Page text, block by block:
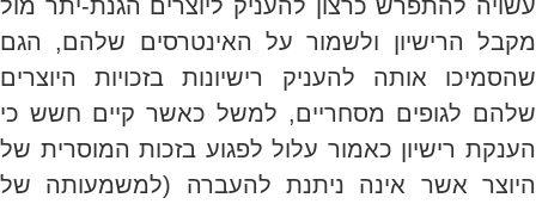
עשויה להתפרש כרצון להעניק ליוצרים הגנת-יתר מול
מקבל הרישיון ולשמור על האינטרסים שלהם, הגם
שהסמיכו אותה להעניק רישיונות בזכויות היוצרים
שלהם לגופים מסחריים, למשל כאשר קיים חשש כי
הענקת רישיון כאמור עלול לפגוע בזכות המוסרית של
היוצר אשר אינה ניתנת להעברה (למשמעותה של